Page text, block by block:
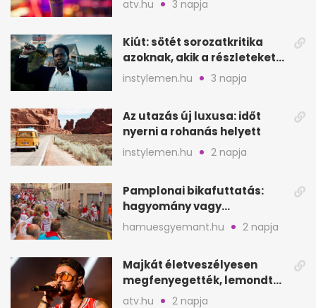
atv.hu 3 napja
Kiút: sötét sorozatkritika
azoknak, akik a részleteket
keresik
instylemen.hu 3 napja
Az utazás új luxusa: időt
nyerni a rohanás helyett
instylemen.hu 2 napja
Pamplonai bikafuttatás:
hagyomány vagy
értelmetlen vérontás?
hamuesgyemant.hu 2 napja
Majkát életveszélyesen
megfenyegették, lemondta
a sepsiszentgyörgyi
atv.hu 2 napja